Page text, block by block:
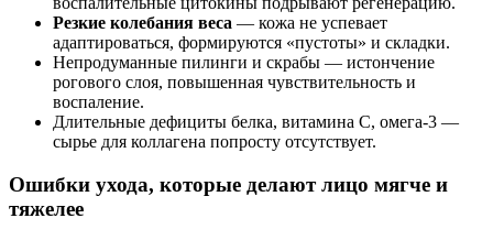
Резкие колебания веса — кожа не успевает
адаптироваться, формируются «пустоты» и складки.
Непродуманные пилинги и скрабы — истончение
рогового слоя, повышенная чувствительность и
воспаление.
Длительные дефициты белка, витамина C, омега‑3 —
сырье для коллагена попросту отсутствует.
Ошибки ухода, которые делают лицо мягче и
тяжелее